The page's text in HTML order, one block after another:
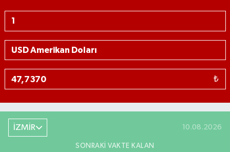
₺
İZMİR 10.08.2026
SONRAKI VAKTE KALAN